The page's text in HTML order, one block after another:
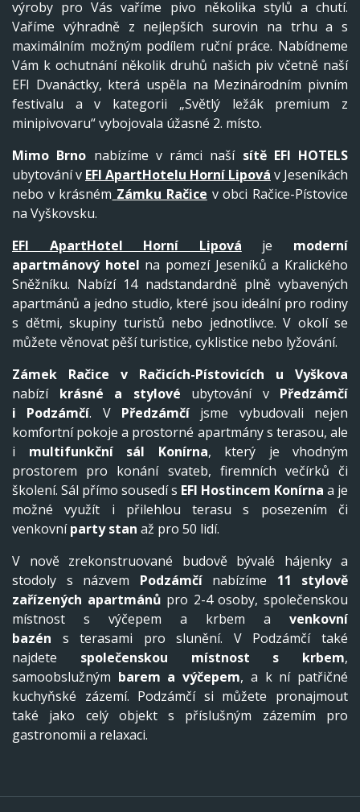
výroby pro Vás vaříme pivo několika stylů a chutí.
Vaříme výhradně z nejlepších surovin na trhu a s
maximálním možným podílem ruční práce. Nabídneme
Vám k ochutnání několik druhů našich piv včetně naší
EFI Dvanáctky, která uspěla na Mezinárodním pivním
festivalu a v kategorii „Světlý ležák premium z
minipivovaru“ vybojovala úžasné 2. místo.
Mimo Brno nabízíme v rámci naší sítě EFI HOTELS
ubytování v EFI ApartHotelu Horní Lipová v Jeseníkách
nebo v krásném Zámku Račice v obci Račice-Pístovice
na Vyškovsku.
EFI ApartHotel Horní Lipová je moderní
apartmánový hotel na pomezí Jeseníků a Kralického
Sněžníku. Nabízí 14 nadstandardně plně vybavených
apartmánů a jedno studio, které jsou ideální pro rodiny
s dětmi, skupiny turistů nebo jednotlivce. V okolí se
můžete věnovat pěší turistice, cyklistice nebo lyžování.
Zámek Račice v Račicích-Pístovicích u Vyškova
nabízí krásné a stylové ubytování v Předzámčí
i
Podzámčí. V Předzámčí jsme vybudovali nejen
komfortní pokoje a prostorné apartmány s terasou, ale
i multifunkční sál Konírna, který je vhodným
prostorem pro konání svateb, firemních večírků či
školení. Sál přímo sousedí s EFI Hostincem Konírna a je
možné využít i přilehlou terasu s posezením či
venkovníparty stan až pro 50 lidí.
V nově zrekonstruované budově bývalé hájenky a
stodoly s názvem Podzámčínabízíme 11 stylově
zařízených apartmánů pro 2-4 osoby, společenskou
místnost s výčepem a krbem a venkovní
bazén s terasami pro slunění. V Podzámčí také
najdete společenskou místnost s krbem,
samoobslužným barem a výčepem, a k ní patřičné
kuchyňské zázemí. Podzámčí si můžete pronajmout
také jako celý objekt s příslušným zázemím pro
gastronomii a relaxaci.